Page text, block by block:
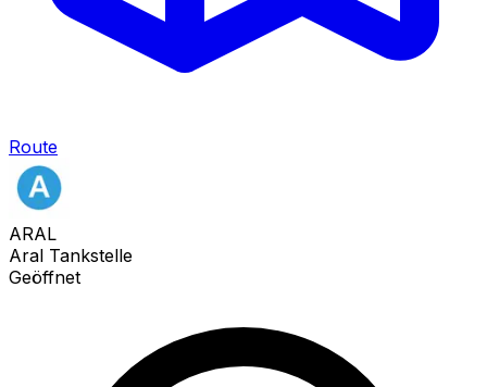
Route
ARAL
Aral Tankstelle
Geöffnet